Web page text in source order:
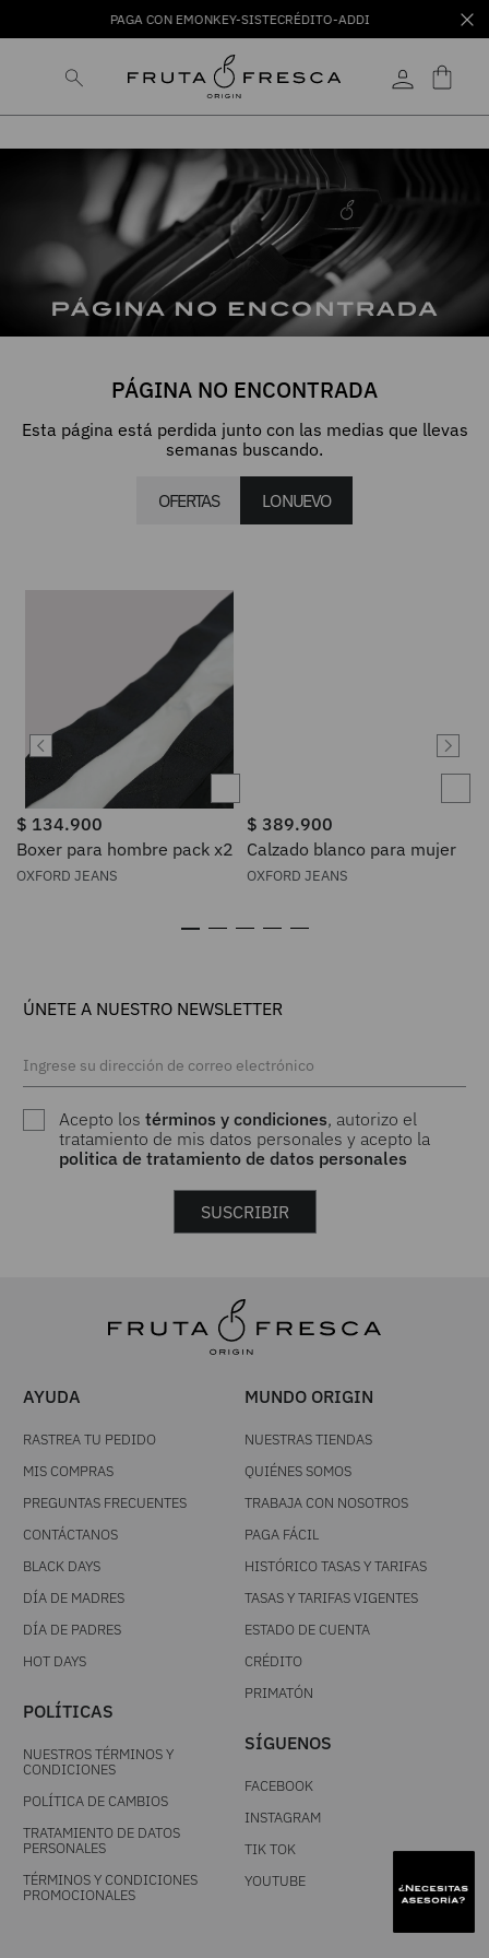
PAGA CON EMONKEY-SISTECRÉDITO-ADDI
PÁGINA NO ENCONTRADA
Esta página está perdida junto con las medias que llevas
semanas buscando.
OFERTAS LO NUEVO
$ 134.900
Boxer para hombre pack x2
OXFORD JEANS
$ 389.900
Calzado blanco para mujer
OXFORD JEANS
ÚNETE A NUESTRO NEWSLETTER
Acepto lostérminos y condiciones, autorizo el
tratamiento de mis datos personales y acepto la
politica de tratamiento de datos personales
SUSCRIBIR
AYUDA
RASTREA TU PEDIDO
MIS COMPRAS
PREGUNTAS FRECUENTES
CONTÁCTANOS
BLACK DAYS
DÍA DE MADRES
DÍA DE PADRES
HOT DAYS
POLÍTICAS
NUESTROS TÉRMINOS Y
CONDICIONES
POLÍTICA DE CAMBIOS
TRATAMIENTO DE DATOS
PERSONALES
TÉRMINOS Y CONDICIONES
PROMOCIONALES
MUNDO ORIGIN
NUESTRAS TIENDAS
QUIÉNES SOMOS
TRABAJA CON NOSOTROS
PAGA FÁCIL
HISTÓRICO TASAS Y TARIFAS
TASAS Y TARIFAS VIGENTES
ESTADO DE CUENTA
CRÉDITO
PRIMATÓN
SÍGUENOS
FACEBOOK
INSTAGRAM
TIK TOK
YOUTUBE